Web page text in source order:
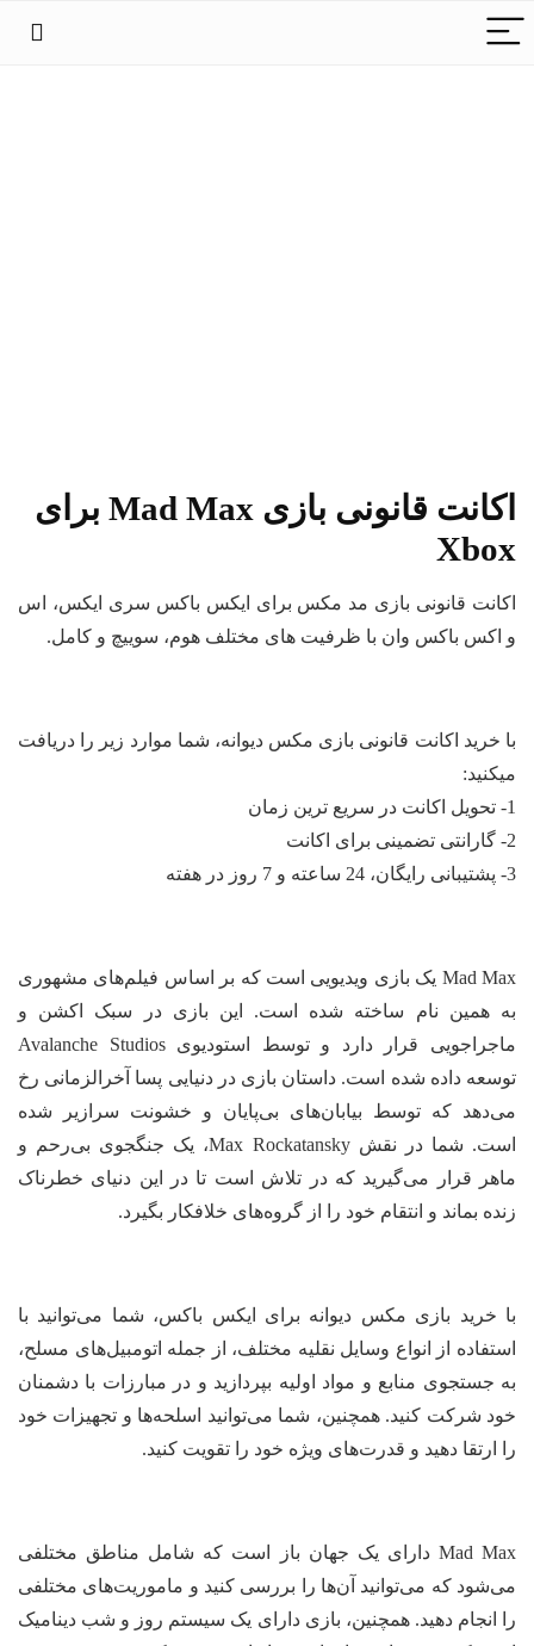
اکانت قانونی بازی Mad Max برای
قانونی بازی مد مکس برای ایکس باکس سری ایکس، اس
اکس باکس وان با ظرفیت‌ های مختلف هوم، سوییچ و کامل.
خرید اکانت قانونی بازی مکس دیوانه، شما موارد زیر را دریافت
Mad Max یک بازی ویدیویی است که بر اساس فیلم‌های مشهوری
همین نام ساخته شده است. این بازی در سبک اکشن و
ماجراجویی قرار دارد و توسط استودیوی Avalanche Studios
داده شده است. داستان بازی در دنیایی پسا آخرالزمانی رخ
که توسط بیابان‌های بی‌پایان و خشونت سرازیر شده
است. شما در نقش Max Rockatansky، یک جنگجوی بی‌رحم و
قرار می‌گیرید که در تلاش است تا در این دنیای خطرناک
بماند و انتقام خود را از گروه‌های خلافکار بگیرد.
خرید بازی مکس دیوانه برای ایکس باکس، شما می‌توانید با
از انواع وسایل نقلیه مختلف، از جمله اتومبیل‌های مسلح،
جستجوی منابع و مواد اولیه بپردازید و در مبارزات با دشمنان
شرکت کنید. همچنین، شما می‌توانید اسلحه‌ها و تجهیزات خود
ارتقا دهید و قدرت‌های ویژه خود را تقویت کنید.
Mad Max دارای یک جهان باز است که شامل مناطق مختلفی
که می‌توانید آن‌ها را بررسی کنید و ماموریت‌های مختلفی
انجام دهید. همچنین، بازی دارای یک سیستم روز و شب دینامیک